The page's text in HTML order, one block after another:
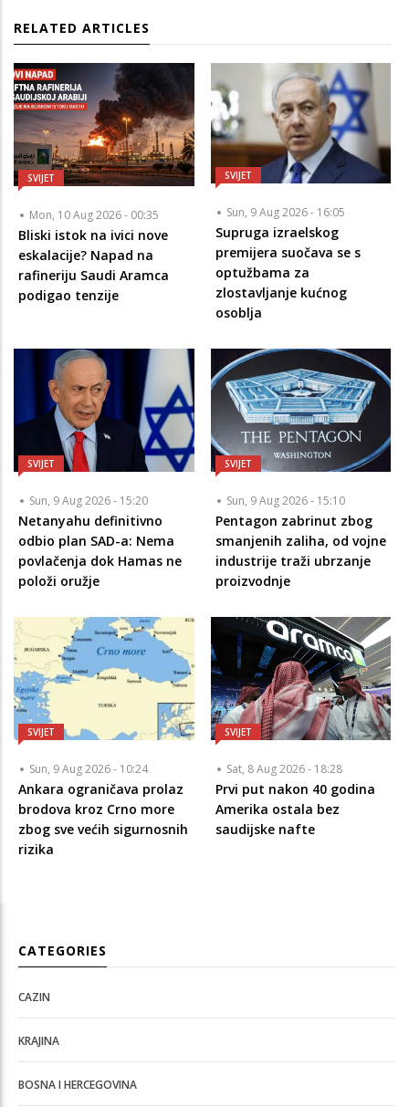
RELATED ARTICLES
SVIJET
Mon, 10 Aug 2026 - 00:35
Bliski istok na ivici nove
eskalacije? Napad na
rafineriju Saudi Aramca
podigao tenzije
SVIJET
Sun, 9 Aug 2026 - 16:05
Supruga izraelskog
premijera suočava se s
optužbama za
zlostavljanje kućnog
osoblja
SVIJET
Sun, 9 Aug 2026 - 15:20
Netanyahu definitivno
odbio plan SAD-a: Nema
povlačenja dok Hamas ne
položi oružje
SVIJET
Sun, 9 Aug 2026 - 15:10
Pentagon zabrinut zbog
smanjenih zaliha, od vojne
industrije traži ubrzanje
proizvodnje
SVIJET
Sun, 9 Aug 2026 - 10:24
Ankara ograničava prolaz
brodova kroz Crno more
zbog sve većih sigurnosnih
rizika
SVIJET
Sat, 8 Aug 2026 - 18:28
Prvi put nakon 40 godina
Amerika ostala bez
saudijske nafte
CATEGORIES
CAZIN
KRAJINA
BOSNA I HERCEGOVINA